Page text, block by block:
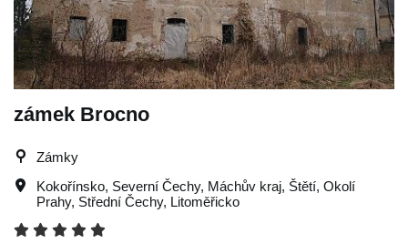
zámek Brocno
Zámky
Kokořínsko, Severní Čechy, Máchův kraj, Štětí, Okolí
Prahy, Střední Čechy, Litoměřicko